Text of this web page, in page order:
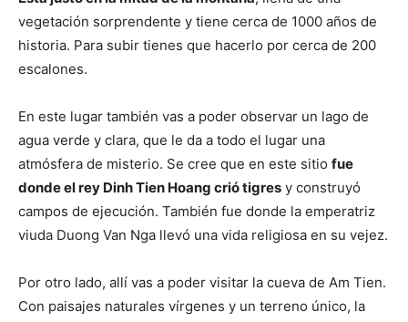
vegetación sorprendente y tiene cerca de 1000 años de
historia. Para subir tienes que hacerlo por cerca de 200
escalones.
En este lugar también vas a poder observar un lago de
agua verde y clara, que le da a todo el lugar una
atmósfera de misterio. Se cree que en este sitio fue
donde el rey Dinh Tien Hoang crió tigres y construyó
campos de ejecución. También fue donde la emperatriz
viuda Duong Van Nga llevó una vida religiosa en su vejez.
Por otro lado, allí vas a poder visitar la cueva de Am Tien.
Con paisajes naturales vírgenes y un terreno único, la